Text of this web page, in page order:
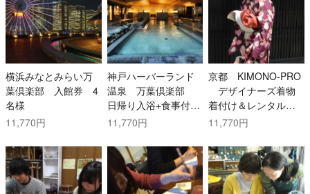
横浜みなとみらい万
葉倶楽部 入館券 4
名様
11,770円
神戸ハーバーランド
温泉 万葉倶楽部
日帰り入浴+食事付
2名様
11,770円
京都 KIMONO-PRO
デザイナーズ着物
着付け＆レンタル
付 2名様
11,770円